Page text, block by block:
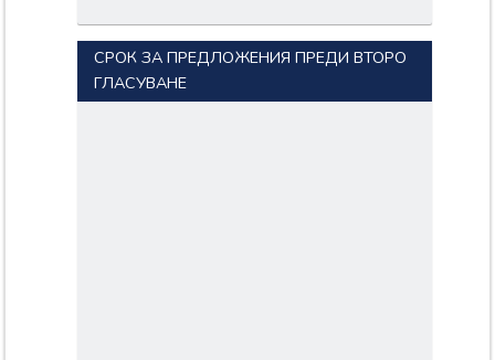
СРОК ЗА ПРЕДЛОЖЕНИЯ ПРЕДИ ВТОРО
ГЛАСУВАНЕ